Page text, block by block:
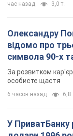
час назад 3,0 т.
Олександру
відомо про
символа 90-х
мають
За розвитком
особисте щастя
6 часов назад 6,8
У ПриватБанку